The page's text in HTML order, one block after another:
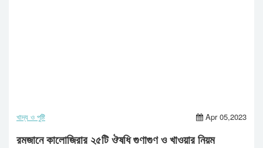
খাদ্য ও পুষ্টি Apr 05,2023
রমজানে কালোজিরার ২৫টি ঔষধি গুণাগুণ ও খাওয়ার নিয়ম